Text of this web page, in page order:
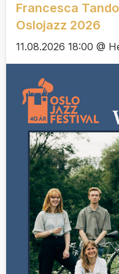
Francesca
Oslojazz 2026
11.08.2026 18:00 @